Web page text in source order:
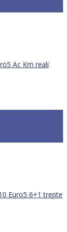
Ac Km reali
Euro5 6+1 trepte